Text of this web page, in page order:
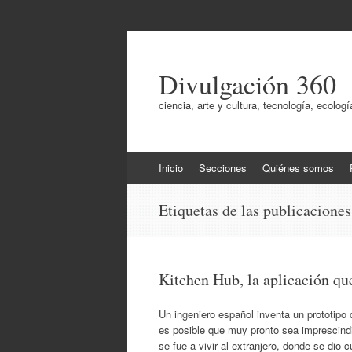
Divulgación 360
ciencia, arte y cultura, tecnología,
al
Inicio Secciones Quiénes somos
Etiquetas de las
Kitchen Hub, la aplicación
Un ingeniero español inventa un
es posible que muy pronto sea
se fue a vivir al extranjero, donde se dio